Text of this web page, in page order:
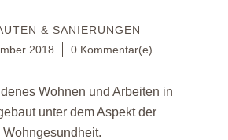
& SANIERUNGEN
2018
0 Kommentar(e)
Wohnen und Arbeiten in
unter dem Aspekt der
Wohngesundheit.